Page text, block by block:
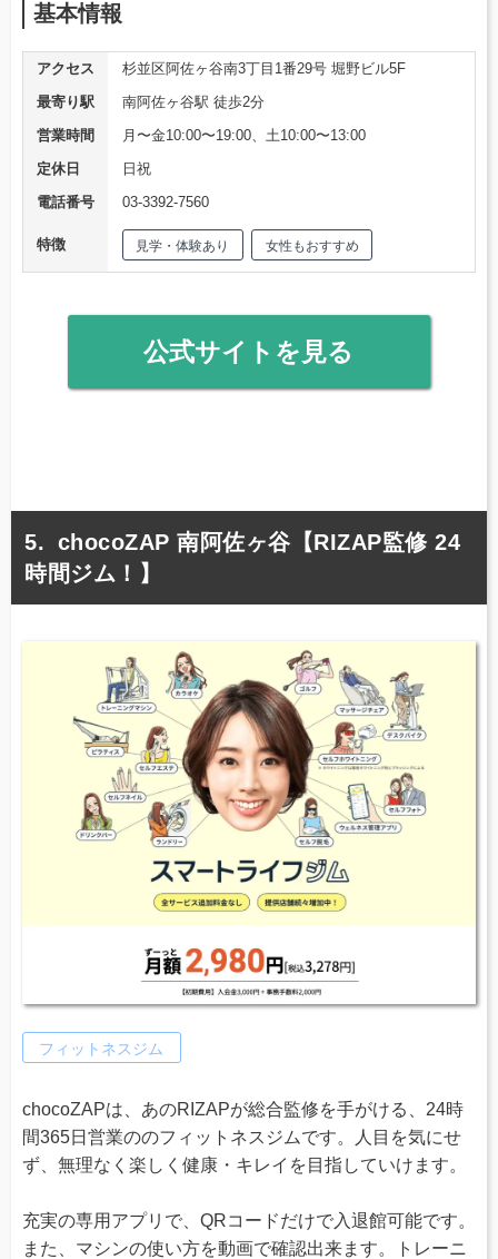
基本情報
アクセス
杉並区阿佐ヶ谷南3丁目1番29号 堀野ビル5F
最寄り駅
南阿佐ヶ谷駅 徒歩2分
営業時間
月〜金10:00〜19:00、土10:00〜13:00
定休日
日祝
電話番号
03-3392-7560
特徴 見学・体験あり 女性もおすすめ
公式サイトを見る
chocoZAP 南阿佐ヶ谷【RIZAP監修 24
時間ジム！】
フィットネスジム
chocoZAPは、あのRIZAPが総合監修を手がける、24時
間365日営業ののフィットネスジムです。人目を気にせ
ず、無理なく楽しく健康・キレイを目指していけます。
充実の専用アプリで、QRコードだけで入退館可能です。
また、マシンの使い方を動画で確認出来ます。トレーニ